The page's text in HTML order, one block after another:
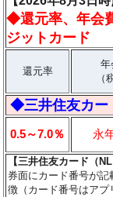
◆還元率、年会
ジットカード
還元率
年
（
◆三井住友カー
0.5～7.0％ 永
【三井住友カード（
券面にカード番号が
徴（カード番号はアプ